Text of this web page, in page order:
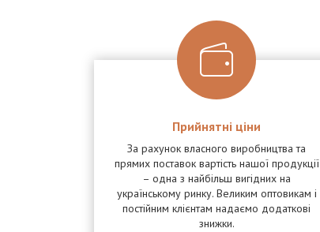
Прийнятні ціни
За рахунок власного виробництва та
прямих поставок вартість нашої продукції
– одна з найбільш вигідних на
українському ринку. Великим оптовикам і
постійним клієнтам надаємо додаткові
знижки.